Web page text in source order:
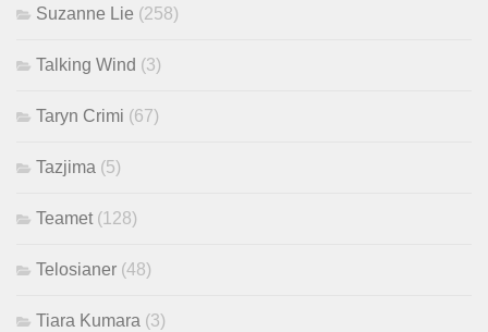
Suzanne Lie (258)
Talking Wind (3)
Taryn Crimi (67)
Tazjima (5)
Teamet(128)
Telosianer (48)
Tiara Kumara (3)